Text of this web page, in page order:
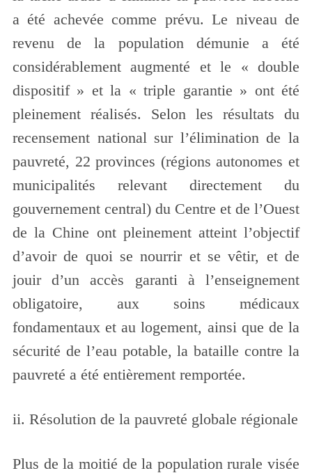
a été achevée comme prévu. Le niveau de
revenu de la population démunie a été
considérablement augmenté et le « double
dispositif » et la « triple garantie » ont été
pleinement réalisés. Selon les résultats du
recensement national sur l’élimination de la
pauvreté, 22 provinces (régions autonomes et
municipalités relevant directement du
gouvernement central) du Centre et de l’Ouest
de la Chine ont pleinement atteint l’objectif
d’avoir de quoi se nourrir et se vêtir, et de
jouir d’un accès garanti à l’enseignement
obligatoire, aux soins médicaux
fondamentaux et au logement, ainsi que de la
sécurité de l’eau potable, la bataille contre la
pauvreté a été entièrement remportée.
ii. Résolution de la pauvreté globale régionale
Plus de la moitié de la population rurale visée